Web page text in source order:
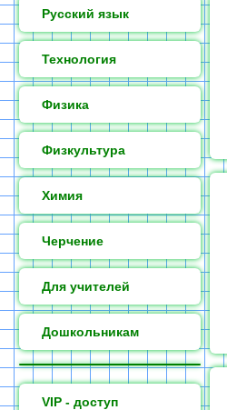
Русский язык
Технология
Физика
Физкультура
Химия
Черчение
Для учителей
Дошкольникам
VIP - доступ